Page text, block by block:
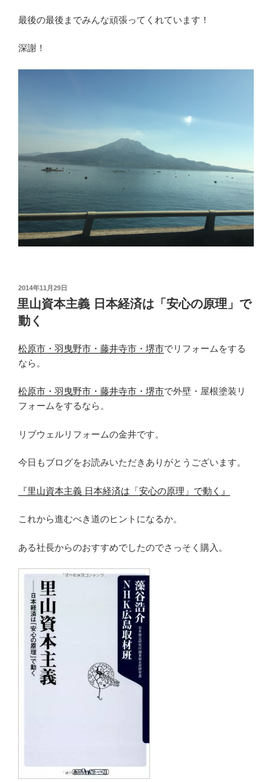
最後の最後までみんな頑張ってくれています！
深謝！
投
稿
日:
2014年11月29日
里山資本主義 日本経済は「安心の原理」で
動く
松原市・羽曳野市・藤井寺市・堺市でリフォームをする
なら。
松原市・羽曳野市・藤井寺市・堺市で外壁・屋根塗装リ
フォームをするなら。
リブウェルリフォームの金井です。
今日もブログをお読みいただきありがとうございます。
『里山資本主義 日本経済は「安心の原理」で動く』
これから進むべき道のヒントになるか。
ある社長からのおすすめでしたのでさっそく購入。